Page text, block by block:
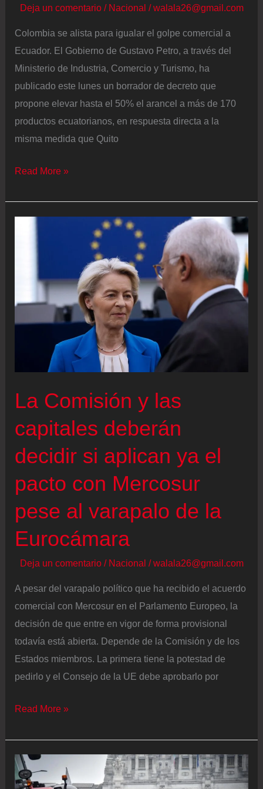
sobre
el
TMEC
Deja un comentario / Nacional /walala26@gmail.com
Colombia se alista para igualar el golpe comercial a
Ecuador. El Gobierno de Gustavo Petro, a través del
Ministerio de Industria, Comercio y Turismo, ha
publicado este lunes un borrador de decreto que
propone elevar hasta el 50% el arancel a más de 170
productos ecuatorianos, en respuesta directa a la
misma medida que Quito
Colombia
una
Read More »
La Comisión y las
capitales deberán
decidir si aplican ya el
pacto con Mercosur
pese al varapalo de la
Eurocámara
Deja un comentario / Nacional /walala26@gmail.com
A pesar del varapalo político que ha recibido el acuerdo
comercial con Mercosur en el Parlamento Europeo, la
decisión de que entre en vigor de forma provisional
todavía está abierta. Depende de la Comisión y de los
Estados miembros. La primera tiene la potestad de
pedirlo y el Consejo de la UE debe aprobarlo por
La
y
las
capitales
Read More »